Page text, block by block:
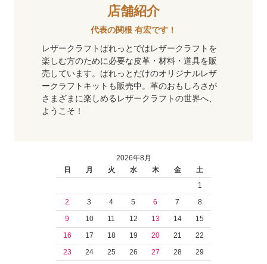
店舗紹介
代表の関根 有宏です！
レザークラフトぱれっとではレザークラフトを
楽しむ方のために必要な皮革・材料・道具を販
売しています。ぱれっとだけのオリジナルレザ
ークラフトキットも販売中。革のおもしろさが
さまざまに楽しめるレザークラフトの世界へ、
ようこそ！
2026年8月
日
月 火 水 木 金
土
1
2
3 4 5 6 7
8
9
10 11 12 13 14
15
16
17 18 19 20 21
22
23
24 25 26 27 28
29